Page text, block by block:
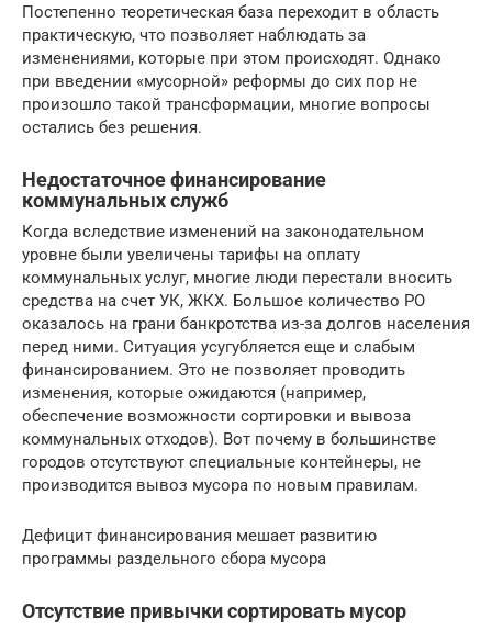
Постепенно теоретическая база переходит в область
практическую, что позволяет наблюдать за
изменениями, которые при этом происходят. Однако
при введении «мусорной» реформы до сих пор не
произошло такой трансформации, многие вопросы
остались без решения.
Недостаточное финансирование
коммунальных служб
Когда вследствие изменений на законодательном
уровне были увеличены тарифы на оплату
коммунальных услуг, многие люди перестали вносить
средства на счет УК, ЖКХ. Большое количество РО
оказалось на грани банкротства из-за долгов населения
перед ними. Ситуация усугубляется еще и слабым
финансированием. Это не позволяет проводить
изменения, которые ожидаются (например,
обеспечение возможности сортировки и вывоза
коммунальных отходов). Вот почему в большинстве
городов отсутствуют специальные контейнеры, не
производится вывоз мусора по новым правилам.
Дефицит финансирования мешает развитию
программы раздельного сбора мусора
Отсутствие привычки сортировать мусор